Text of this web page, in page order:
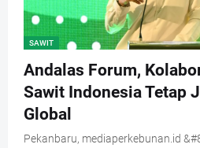
SAWIT
Andalas Forum,
Sawit Indonesia Tetap
Global
Pekanbaru, mediaperkebunan.id